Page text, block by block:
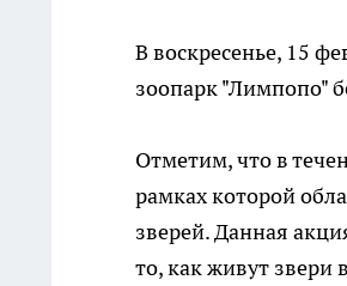
В воскресенье, 15
зоопарк "Лимпопо"
Отметим, что в
рамках которой
зверей. Данная
то, как живут звери